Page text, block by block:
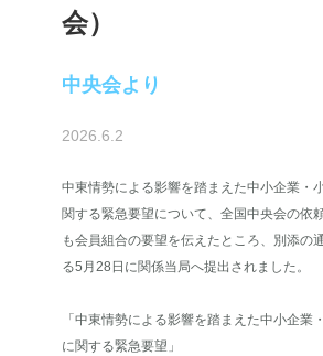
会）
中央会より
2026.6.2
中東情勢による影響を踏まえた中小企業・
関する緊急要望について、全国中央会の依
も会員組合の要望を伝えたところ、別添の
る5月28日に関係当局へ提出されました。
「中東情勢による影響を踏まえた中小企業
に関する緊急要望」